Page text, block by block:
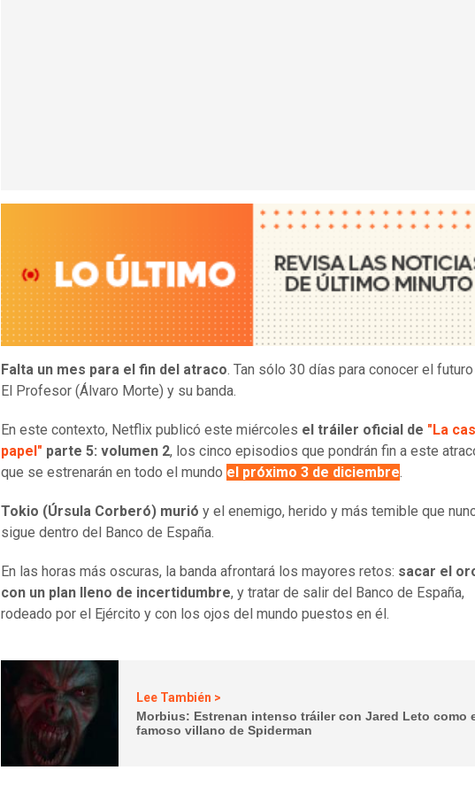
Falta un mes para el fin del atraco. Tan sólo 30 días para conocer el
El Profesor (Álvaro Morte) y su banda.
En este contexto, Netflix publicó este miércoles el tráiler oficial de "La
papel" parte 5: volumen 2, los cinco episodios que pondrán fin a este
que se estrenarán en todo el mundo el próximo 3 de diciembre.
Tokio (Úrsula Corberó) murió y el enemigo, herido y más temible que
sigue dentro del Banco de España.
En las horas más oscuras, la banda afrontará los mayores retos: sacar el
con un plan lleno de incertidumbre, y tratar de salir del Banco de España,
rodeado por el Ejército y con los ojos del mundo puestos en él.
Lee También >
Morbius: Estrenan intenso tráiler con Jared Leto como
famoso villano de Spiderman